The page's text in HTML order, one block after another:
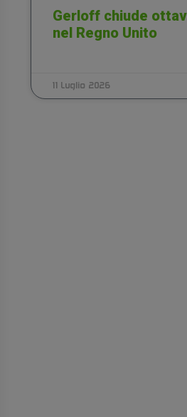
Gerloff chiude
nel Regno Unito
11 Luglio 2026